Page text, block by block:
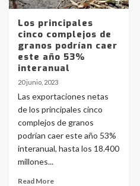
Los principales
cinco complejos de
granos podrían caer
este año 53%
interanual
20 junio, 2023
Las exportaciones netas
de los principales cinco
complejos de granos
podrían caer este año 53%
interanual, hasta los 18.400
millones...
Read More
4
Accidente en
joven de
5
Los precios de
6
La Bolsa de
Blanca
con lluvias y